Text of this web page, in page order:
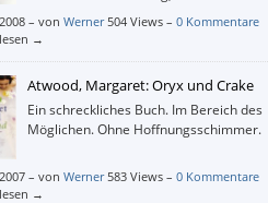
die Gegenwart mit ihren technischen
als Matrix für die Beschreibung
– von Werner 504 Views – 0 Kommentare
→
Atwood, Margaret: Oryx und Crake
Ein schreckliches Buch. Im Bereich des
Möglichen. Ohne Hoffnungsschimmer.
– von Werner 583 Views – 0 Kommentare
→